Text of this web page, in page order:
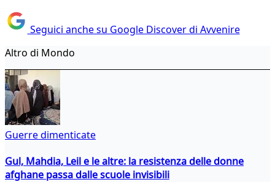
Seguici anche su Google Discover di Avvenire
Altro di Mondo
Guerre dimenticate
Gul, Mahdia, Leil e le altre: la resistenza delle donne
afghane passa dalle scuole invisibili